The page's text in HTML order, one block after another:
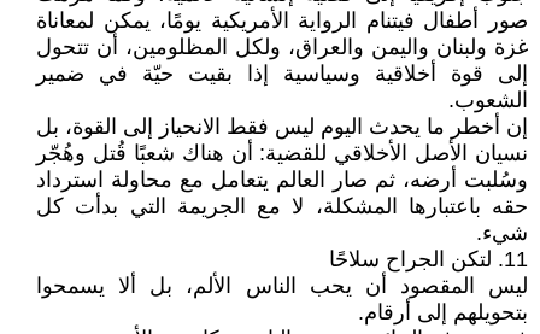
صور أطفال فيتنام الرواية الأمريكية يومًا، يمكن لمعاناة
غزة ولبنان واليمن والعراق، ولكل المظلومين، أن تتحول
إلى قوة أخلاقية وسياسية إذا بقيت حيّة في ضمير
الشعوب.
إن أخطر ما يحدث اليوم ليس فقط الانحياز إلى القوة، بل
نسيان الأصل الأخلاقي للقضية: أن هناك شعبًا قُتل وهُجّر
وسُلبت أرضه، ثم صار العالم يتعامل مع محاولة استرداد
حقه باعتبارها المشكلة، لا مع الجريمة التي بدأت كل
شيء.
11. لتكن الجراح سلاحًا
ليس المقصود أن يحب الناس الألم، بل ألا يسمحوا
بتحويلهم إلى أرقام.